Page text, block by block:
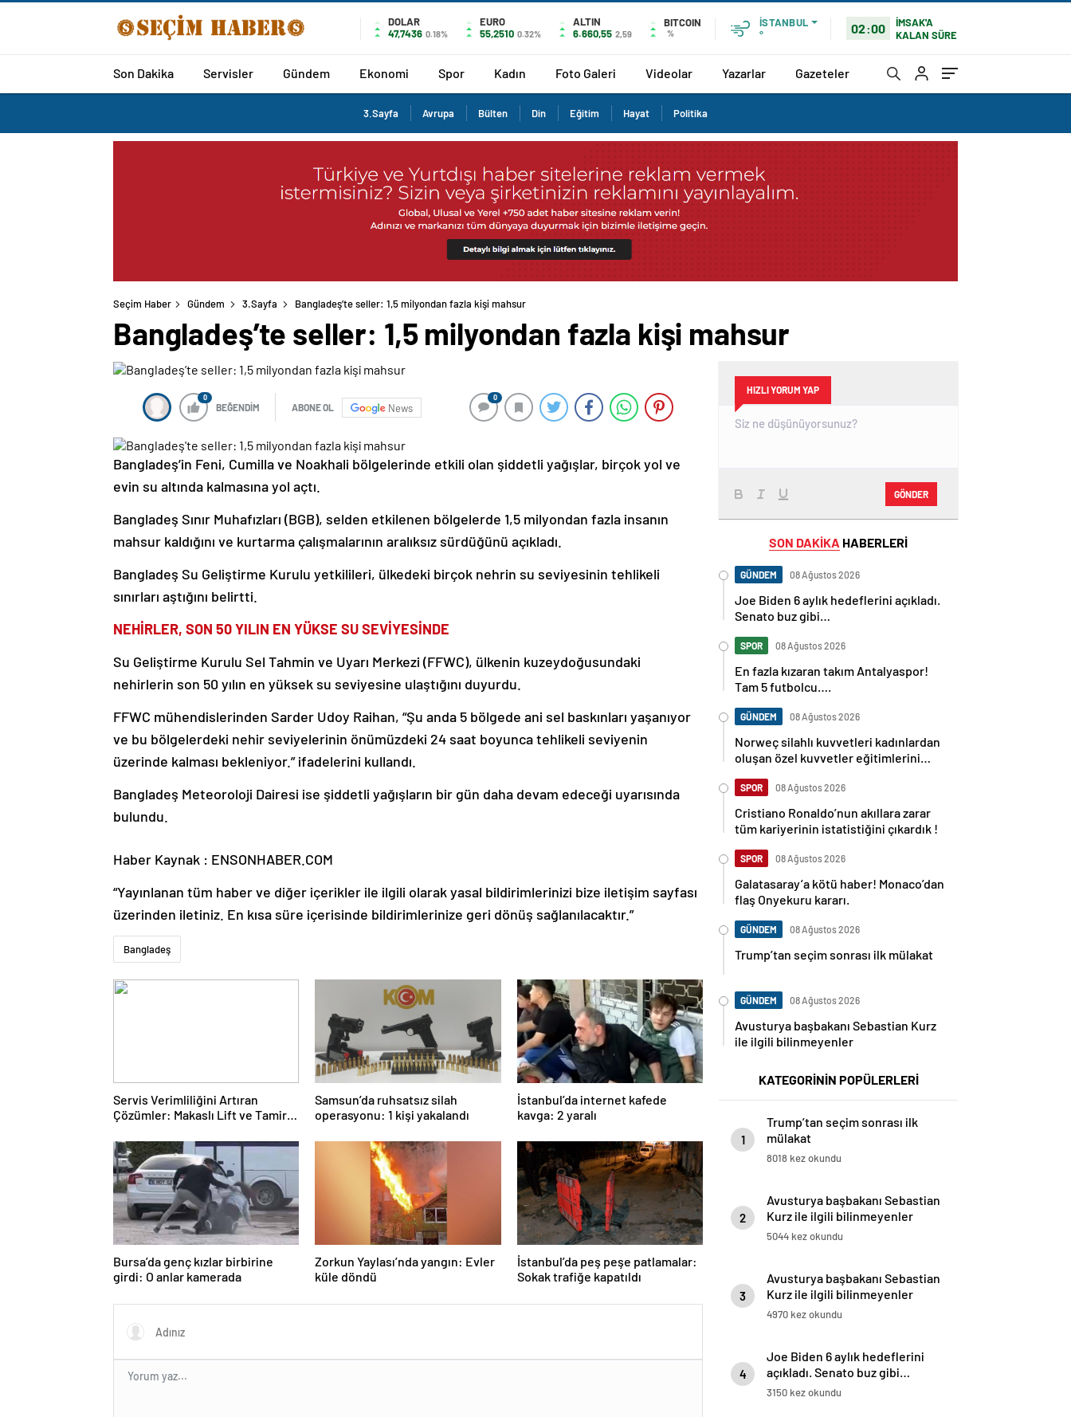
DOLAR
47,7436 0.18%
EURO
55,2510 0.32%
ALTIN
6.660,55 2,59
BITCOIN
%
İSTANBUL
°
02:00
İMSAK'A
KALAN SÜRE
Son Dakika Servisler Gündem Ekonomi Spor Kadın Foto Galeri Videolar Yazarlar Gazeteler
3.Sayfa Avrupa Bülten Din Eğitim Hayat Politika
Seçim Haber Gündem 3.Sayfa Bangladeş’te seller: 1,5 milyondan fazla kişi mahsur
Bangladeş’te seller: 1,5 milyondan fazla kişi mahsur
0
BEĞENDİM ABONE OL News
0
Bangladeş’in Feni, Cumilla ve Noakhali bölgelerinde etkili olan şiddetli yağışlar, birçok yol ve
evin su altında kalmasına yol açtı.
Bangladeş Sınır Muhafızları (BGB), selden etkilenen bölgelerde 1,5 milyondan fazla insanın
mahsur kaldığını ve kurtarma çalışmalarının aralıksız sürdüğünü açıkladı.
Bangladeş Su Geliştirme Kurulu yetkilileri, ülkedeki birçok nehrin su seviyesinin tehlikeli
sınırları aştığını belirtti.
NEHİRLER, SON 50 YILIN EN YÜKSE SU SEVİYESİNDE
Su Geliştirme Kurulu Sel Tahmin ve Uyarı Merkezi (FFWC), ülkenin kuzeydoğusundaki
nehirlerin son 50 yılın en yüksek su seviyesine ulaştığını duyurdu.
FFWC mühendislerinden Sarder Udoy Raihan, “Şu anda 5 bölgede ani sel baskınları yaşanıyor
ve bu bölgelerdeki nehir seviyelerinin önümüzdeki 24 saat boyunca tehlikeli seviyenin
üzerinde kalması bekleniyor.” ifadelerini kullandı.
Bangladeş Meteoroloji Dairesi ise şiddetli yağışların bir gün daha devam edeceği uyarısında
bulundu.
Haber Kaynak : ENSONHABER.COM
“Yayınlanan tüm haber ve diğer içerikler ile ilgili olarak yasal bildirimlerinizi bize iletişim sayfası
üzerinden iletiniz. En kısa süre içerisinde bildirimlerinize geri dönüş sağlanılacaktır.”
Bangladeş
Servis Verimliliğini Artıran
Çözümler: Makaslı Lift ve Tamirci
Samsun’da ruhsatsız silah
operasyonu: 1 kişi yakalandı
İstanbul’da internet kafede
kavga: 2 yaralı
Bursa’da genç kızlar birbirine
girdi: O anlar kamerada
Zorkun Yaylası’nda yangın: Evler
küle döndü
İstanbul’da peş peşe patlamalar:
Sokak trafiğe kapatıldı
HIZLI YORUM YAP
GÖNDER
SON DAKİKA HABERLERİ
GÜNDEM 08 Ağustos 2026
Joe Biden 6 aylık hedeflerini açıkladı.
Senato buz gibi…
SPOR 08 Ağustos 2026
En fazla kızaran takım Antalyaspor!
Tam 5 futbolcu….
GÜNDEM 08 Ağustos 2026
Norweç silahlı kuvvetleri kadınlardan
oluşan özel kuvvetler eğitimlerini
SPOR 08 Ağustos 2026
Cristiano Ronaldo’nun akıllara zarar
tüm kariyerinin istatistiğini çıkardık !
SPOR 08 Ağustos 2026
Galatasaray’a kötü haber! Monaco’dan
flaş Onyekuru kararı.
GÜNDEM 08 Ağustos 2026
Trump’tan seçim sonrası ilk mülakat
GÜNDEM 08 Ağustos 2026
Avusturya başbakanı Sebastian Kurz
ile ilgili bilinmeyenler
KATEGORİNİN POPÜLERLERİ
1
Trump’tan seçim sonrası ilk
mülakat
8018 kez okundu
2
Avusturya başbakanı Sebastian
Kurz ile ilgili bilinmeyenler
5044 kez okundu
3
Avusturya başbakanı Sebastian
Kurz ile ilgili bilinmeyenler
4970 kez okundu
4
Joe Biden 6 aylık hedeflerini
açıkladı. Senato buz gibi…
3150 kez okundu